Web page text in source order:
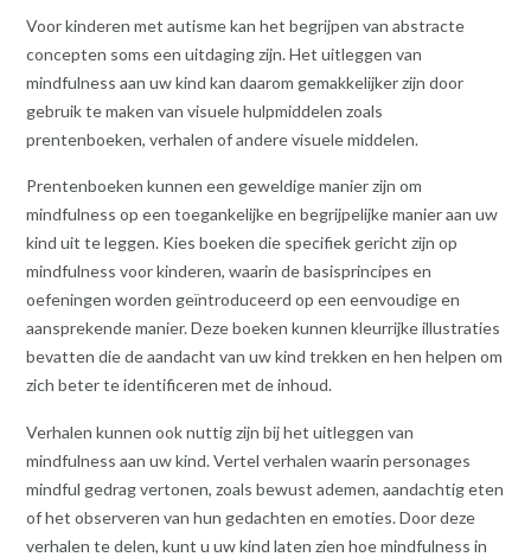
Voor kinderen met autisme kan het begrijpen van abstracte
concepten soms een uitdaging zijn. Het uitleggen van
mindfulness aan uw kind kan daarom gemakkelijker zijn door
gebruik te maken van visuele hulpmiddelen zoals
prentenboeken, verhalen of andere visuele middelen.
Prentenboeken kunnen een geweldige manier zijn om
mindfulness op een toegankelijke en begrijpelijke manier aan uw
kind uit te leggen. Kies boeken die specifiek gericht zijn op
mindfulness voor kinderen, waarin de basisprincipes en
oefeningen worden geïntroduceerd op een eenvoudige en
aansprekende manier. Deze boeken kunnen kleurrijke illustraties
bevatten die de aandacht van uw kind trekken en hen helpen om
zich beter te identificeren met de inhoud.
Verhalen kunnen ook nuttig zijn bij het uitleggen van
mindfulness aan uw kind. Vertel verhalen waarin personages
mindful gedrag vertonen, zoals bewust ademen, aandachtig eten
of het observeren van hun gedachten en emoties. Door deze
verhalen te delen, kunt u uw kind laten zien hoe mindfulness in